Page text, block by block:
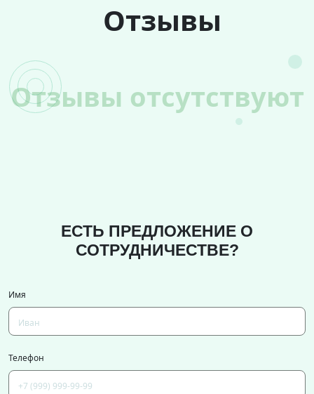
Отзывы
Отзывы отсутствуют
ЕСТЬ ПРЕДЛОЖЕНИЕ О
СОТРУДНИЧЕСТВЕ?
Имя
Телефон